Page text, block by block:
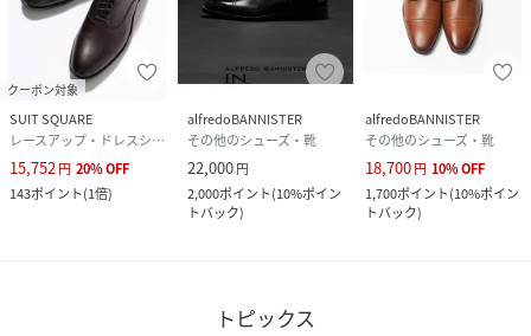
クーポン対象
SUIT SQUARE
レースアップ・ドレスシューズ
15,752 円 20%OFF
143ポイント(1倍)
alfredoBANNISTER
その他のシューズ・靴
22,000円
2,000ポイント(10%ポイン
トバック)
alfredoBANNISTER
その他のシューズ・靴
18,700円 10%OFF
1,700ポイント(10%ポイン
トバック)
トピックス